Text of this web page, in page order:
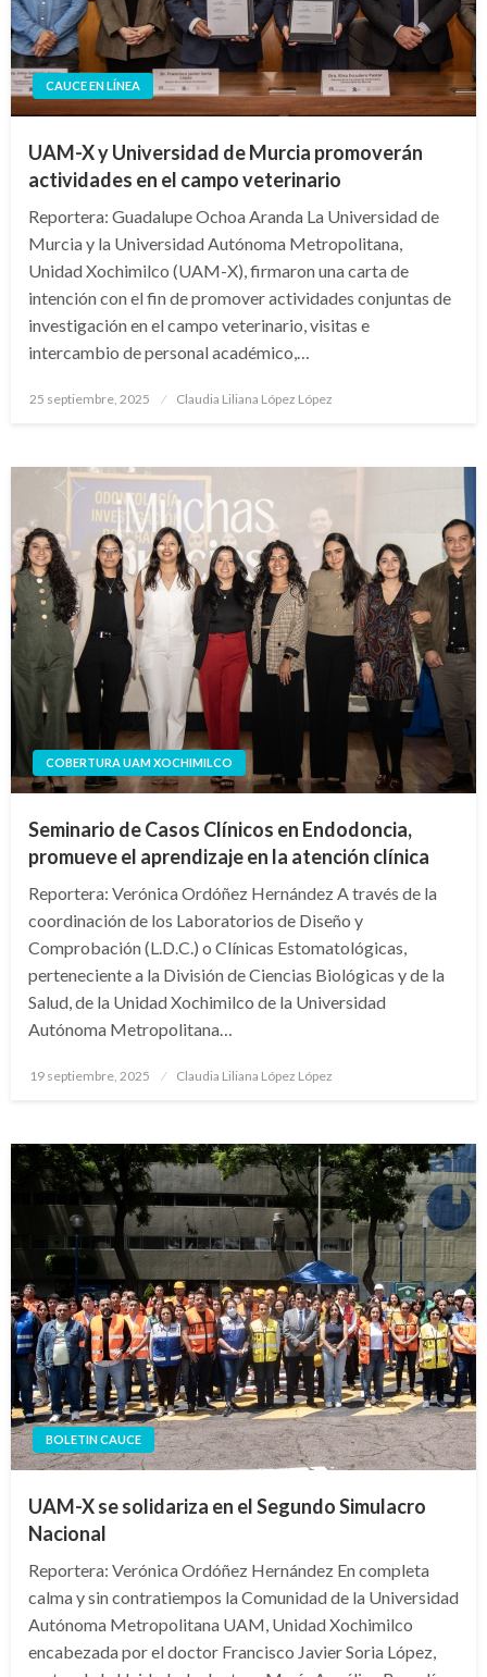
CAUCE EN LÍNEA
UAM-X y Universidad de Murcia promoverán
actividades en el campo veterinario
Reportera: Guadalupe Ochoa Aranda La Universidad de
Murcia y la Universidad Autónoma Metropolitana,
Unidad Xochimilco (UAM-X), firmaron una carta de
intención con el fin de promover actividades conjuntas de
investigación en el campo veterinario, visitas e
intercambio de personal académico,…
Publicado
25 septiembre, 2025 Claudia Liliana López López
COBERTURA UAM XOCHIMILCO
Seminario de Casos Clínicos en Endodoncia,
promueve el aprendizaje en la atención clínica
Reportera: Verónica Ordóñez Hernández A través de la
coordinación de los Laboratorios de Diseño y
Comprobación (L.D.C.) o Clínicas Estomatológicas,
perteneciente a la División de Ciencias Biológicas y de la
Salud, de la Unidad Xochimilco de la Universidad
Autónoma Metropolitana…
Publicado
19 septiembre, 2025 Claudia Liliana López López
BOLETIN CAUCE
UAM-X se solidariza en el Segundo Simulacro
Nacional
Reportera: Verónica Ordóñez Hernández En completa
calma y sin contratiempos la Comunidad de la Universidad
Autónoma Metropolitana UAM, Unidad Xochimilco
encabezada por el doctor Francisco Javier Soria López,